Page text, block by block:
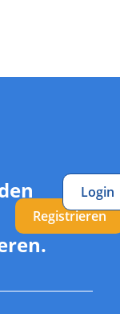
Registrieren
Login